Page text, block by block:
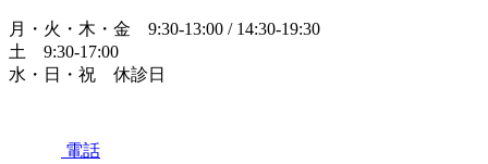
月・火・木・金 9:30-13:00 / 14:30-19:30
土 9:30-17:00
水・日・祝 休診日
電話